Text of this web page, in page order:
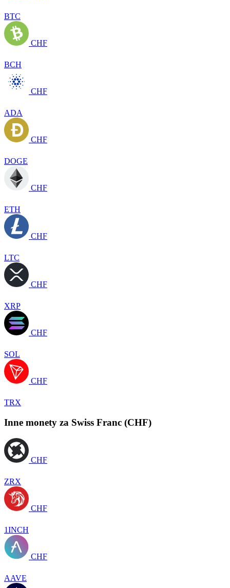
BTC
CHF
BCH
CHF
ADA
CHF
DOGE
CHF
ETH
CHF
LTC
CHF
XRP
CHF
SOL
CHF
TRX
Inne monety za Swiss Franc (CHF)
CHF
ZRX
CHF
1INCH
CHF
AAVE